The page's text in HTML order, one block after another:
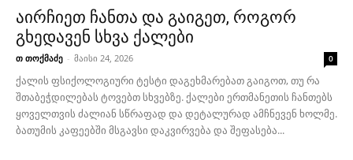
აირჩიეთ ჩანთა და გაიგეთ, როგორ
გხედავენ სხვა ქალები
თ თოქმაძე - მაისი 24, 2026 0
ქალის ფსიქოლოგიური ტესტი დაგეხმარებათ გაიგოთ, თუ რა
შთაბეჭდილებას ტოვებთ სხვებზე. ქალები ერთმანეთის ჩანთებს
ყოველთვის ძალიან სწრაფად და დეტალურად ამჩნევენ ხოლმე.
ბათუმის კაფეებში მსგავსი დაკვირვება და შეფასება...